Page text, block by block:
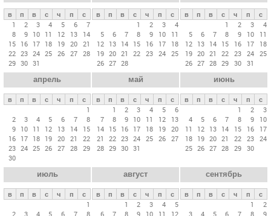
е
в
л
а
к
в п в с ч п
с
1
2 3 4 5 6
7
8
9 10 11 12 13
14
15 16 17 18 19 20 21
22 23 24 25 26 27 28
29 30 31
в п в с ч п
с
1
2 3
4
5
6 7 8 9 10
11
12 13 14 15 16 17
18
19 20 21 22 23 24 25
26 27 28
в п в с ч п
с
1
2 3
4
5
6 7 8 9 10
11
12 13 14 15 16 17
18
19 20 21 22 23 24 25
26 27 28 29 30 31
апрель
в п в с ч п
с
1
2
3 4 5 6 7
8
9 10 11 12 13 14
15
16 17 18 19 20 21
22
23 24 25 26 27 28 29
30
май
в п в с ч п
с
1
2 3 4 5
6
7
8 9 10 11 12
13
14 15 16 17 18 19 20
21
22 23 24 25 26 27
28 29 30 31
июнь
в п в с ч п
с
1
2
3
4
5 6 7 8 9
10
11
12 13 14 15 16
17
18 19 20 21 22 23 24
25 26 27 28 29 30
июль
в п в с ч п
с
1
2
3 4 5 6 7 8
август
в п в с ч п
с
1
2 3 4
5
6
7 8 9 10 11 12
сентябрь
в п в с ч п
с
1
2
3
4 5 6 7 8 9